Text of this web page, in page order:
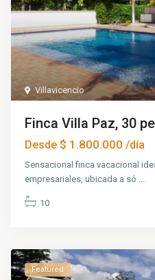
Villavicencio
Finca Villa Paz, 30
Desde $ 1.800.000/día
Sensacional finca vacacional
empresariales, ubicada a só
10
Featured